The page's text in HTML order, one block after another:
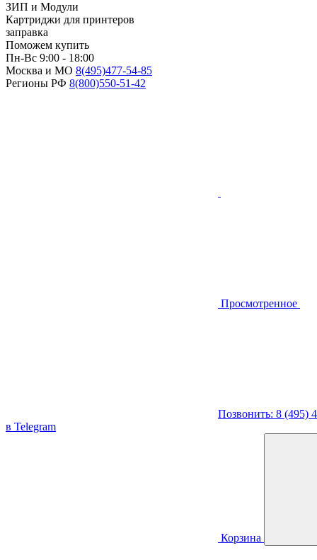
ЗИП и Модули
Картриджи для принтеров
заправка
Поможем купить
Пн-Вс 9:00 - 18:00
Москва и МО 8(495)477-54-85
Регионы РФ 8(800)550-51-42
Просмотренное
Позвонить: 8 (495)
в Telegram
Корзина